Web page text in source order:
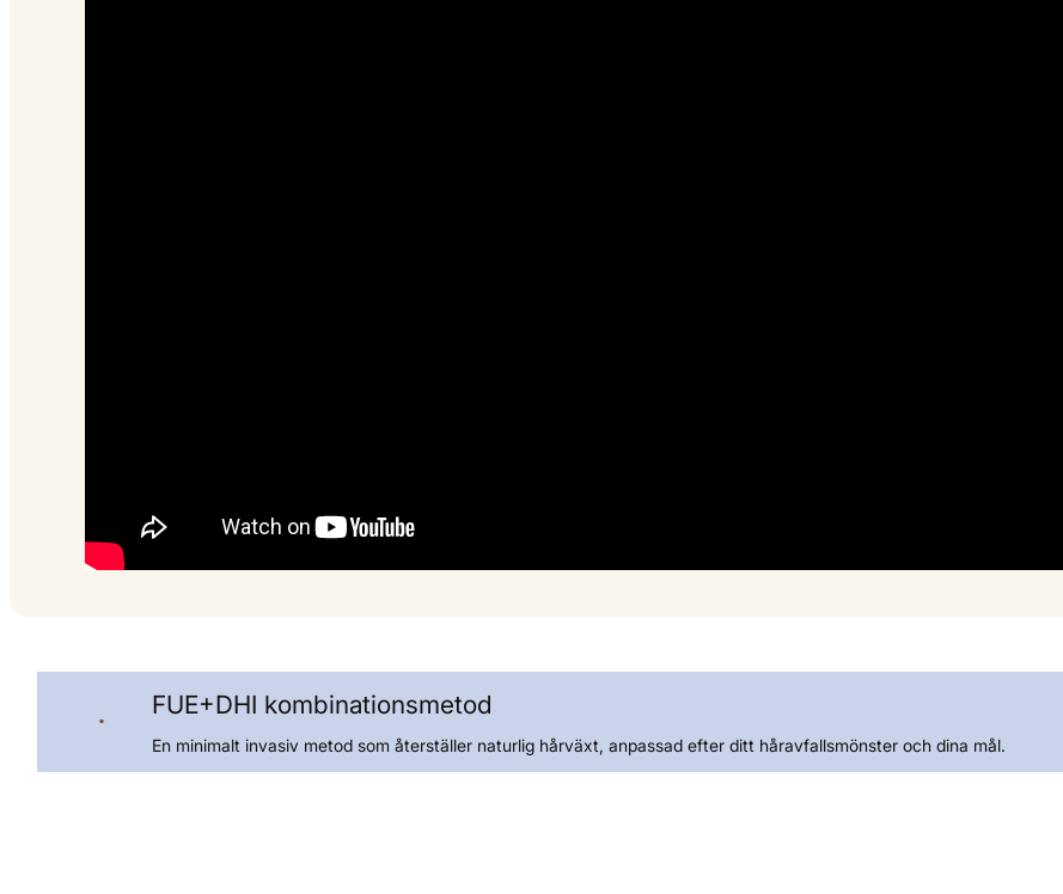
FUE+DHI kombinationsmetod
En minimalt invasiv metod som återställer naturlig hårväxt, anpassad efter ditt håravfallsmönster och dina mål.